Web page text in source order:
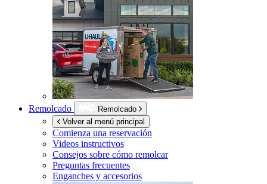
Remolcado
Remolcado
Volver al menú principal
Comienza una reservación
Videos instructivos
Consejos sobre cómo remolcar
Preguntas frecuentes
Enganches y accesorios